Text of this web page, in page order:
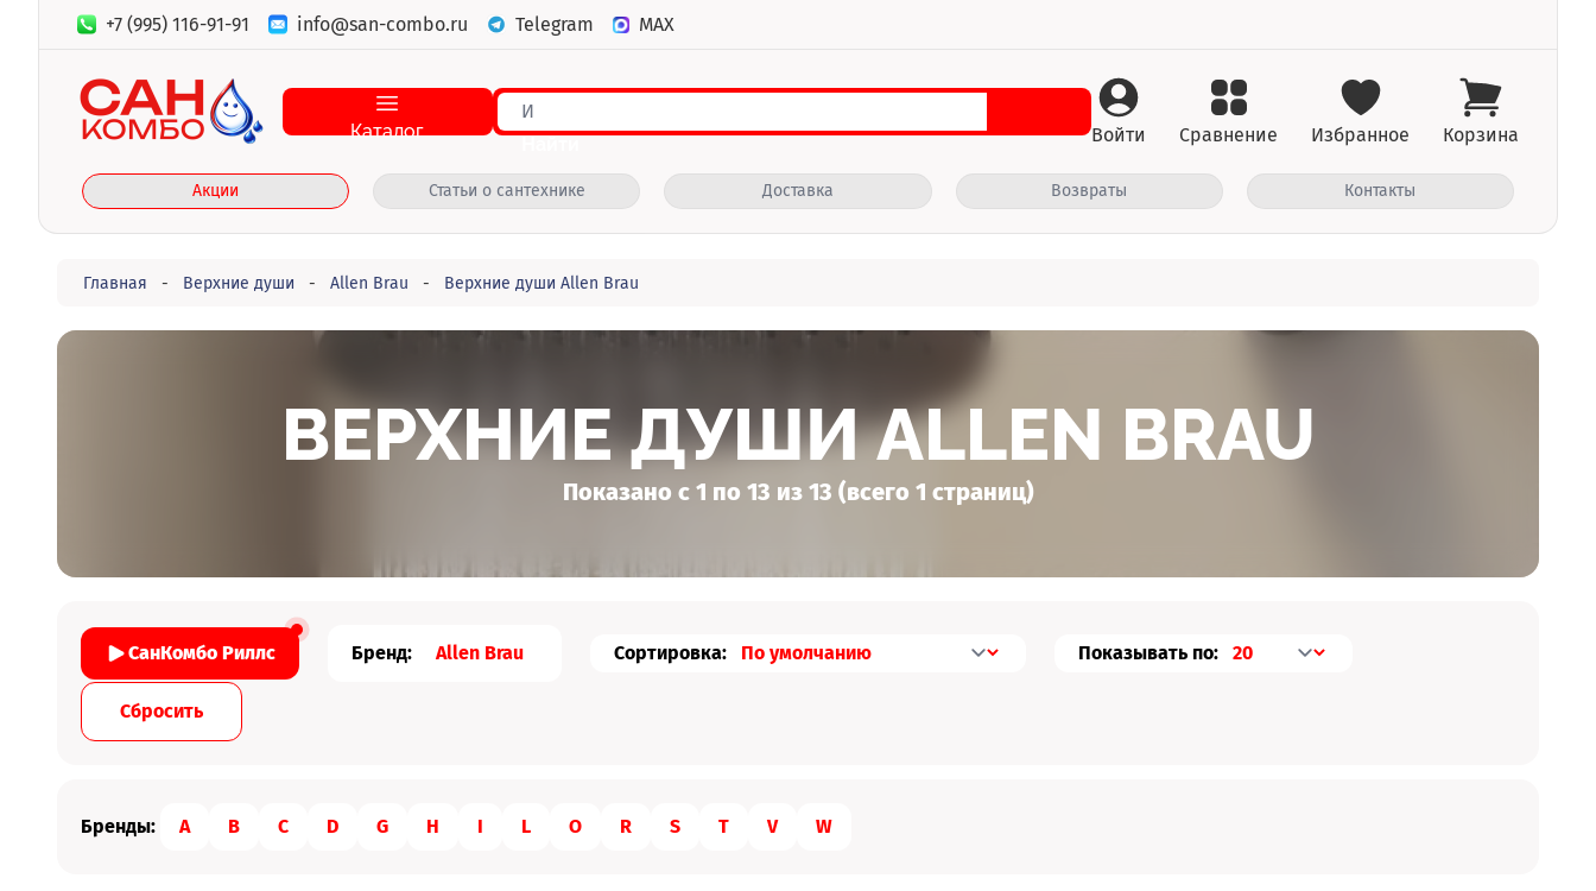
+7 (995) 116-91-91 info@san-combo.ru Telegram MAX
Каталог Войти Сравнение Избранное Корзина
Акции Статьи о сантехнике Доставка Возвраты Контакты
Главная - Верхние души - Allen Brau - Верхние души Allen Brau
ВЕРХНИЕ ДУШИ ALLEN BRAU
Показано с 1 по 13 из 13 (всего 1 страниц)
СанКомбо Риллс Бренд: Allen Brau Сортировка: Показывать по:
Cбросить
Бренды: A B C D G H I L O R S T V W